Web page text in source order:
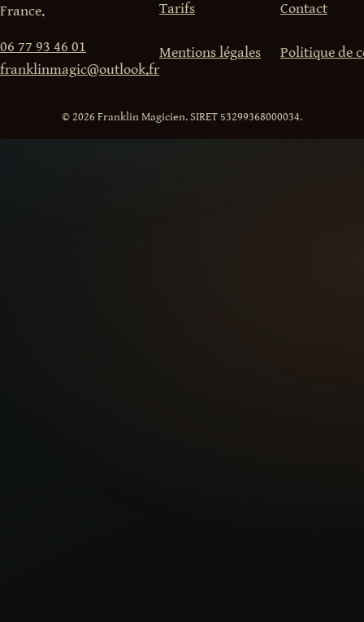
France.
06 77 93 46 01
franklinmagic@outlook.fr
Tarifs Contact
Mentions légales Politique de
© 2026 Franklin Magicien. SIRET 53299368000034.